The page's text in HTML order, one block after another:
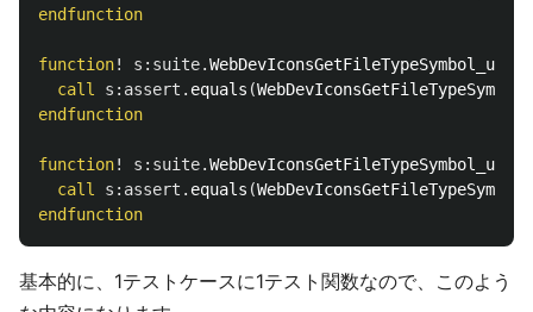
endfunction
function! s:suite.
call
s:assert . equals (WebDevIconsGetFileTypeSymbol
endfunction
function! s:suite.
call
s:assert . equals (WebDevIconsGetFileTypeSymbol
endfunction
基本的に、1テストケースに1テスト関数なので、このよう